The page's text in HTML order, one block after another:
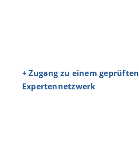
+ Zugang zu einem geprüften
Expertennetzwerk